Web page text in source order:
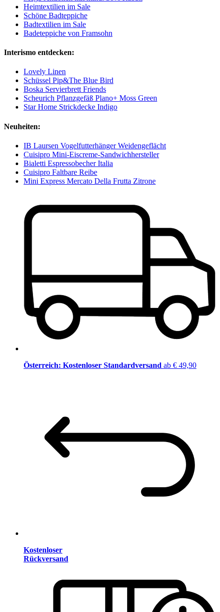
Heimtextilien im Sale
Schöne Badteppiche
Badtextilien im Sale
Badeteppiche von Framsohn
Interismo entdecken:
Lovely Linen
Schüssel Pip&The Blue Bird
Boska Servierbrett Friends
Scheurich Pflanzgefäß Plano+ Moss Green
Star Home Strickdecke Indigo
Neuheiten:
IB Laursen Vogelfutterhänger Weidengeflächt
Cuisipro Mini-Eiscreme-Sandwichhersteller
Bialetti Espressobecher Italia
Cuisipro Faltbare Reibe
Mini Express Mercato Della Frutta Zitrone
Österreich: Kostenloser Standardversand ab € 49,90
Kostenloser
Rückversand